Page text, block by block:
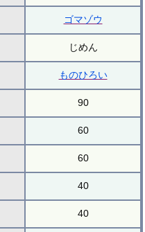
ゴマゾウ
じめん
ものひろい
90
60
60
40
40